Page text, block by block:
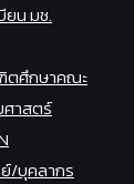
ยน มช.
ตศึกษาคณะ
าสตร์
/บุคลากร